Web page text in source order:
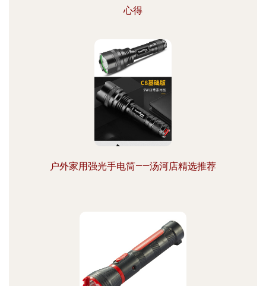
心得
户外家用强光手电筒——汤河店精选推荐